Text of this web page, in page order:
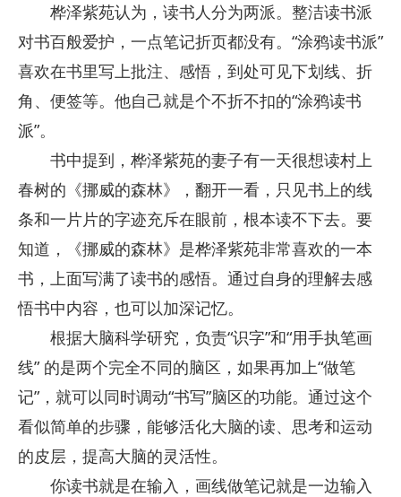
桦泽紫苑认为，读书人分为两派。整洁读书派
对书百般爱护，一点笔记折页都没有。“涂鸦读书派”
喜欢在书里写上批注、感悟，到处可见下划线、折
角、便签等。他自己就是个不折不扣的“涂鸦读书
派”。
书中提到，桦泽紫苑的妻子有一天很想读村上
春树的《挪威的森林》，翻开一看，只见书上的线
条和一片片的字迹充斥在眼前，根本读不下去。要
知道，《挪威的森林》是桦泽紫苑非常喜欢的一本
书，上面写满了读书的感悟。通过自身的理解去感
悟书中内容，也可以加深记忆。
根据大脑科学研究，负责“识字”和“用手执笔画
线” 的是两个完全不同的脑区，如果再加上“做笔
记”，就可以同时调动“书写”脑区的功能。通过这个
看似简单的步骤，能够活化大脑的读、思考和运动
的皮层，提高大脑的灵活性。
你读书就是在输入，画线做笔记就是一边输入